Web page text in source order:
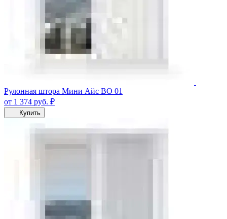
Рулонная штора Мини Айс ВО 01
от 1 374 руб. ₽
Купить